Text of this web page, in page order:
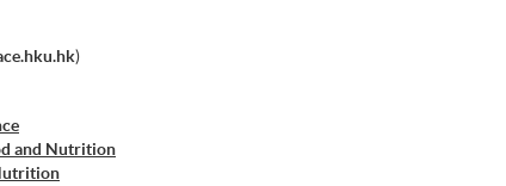
)
and Nutrition